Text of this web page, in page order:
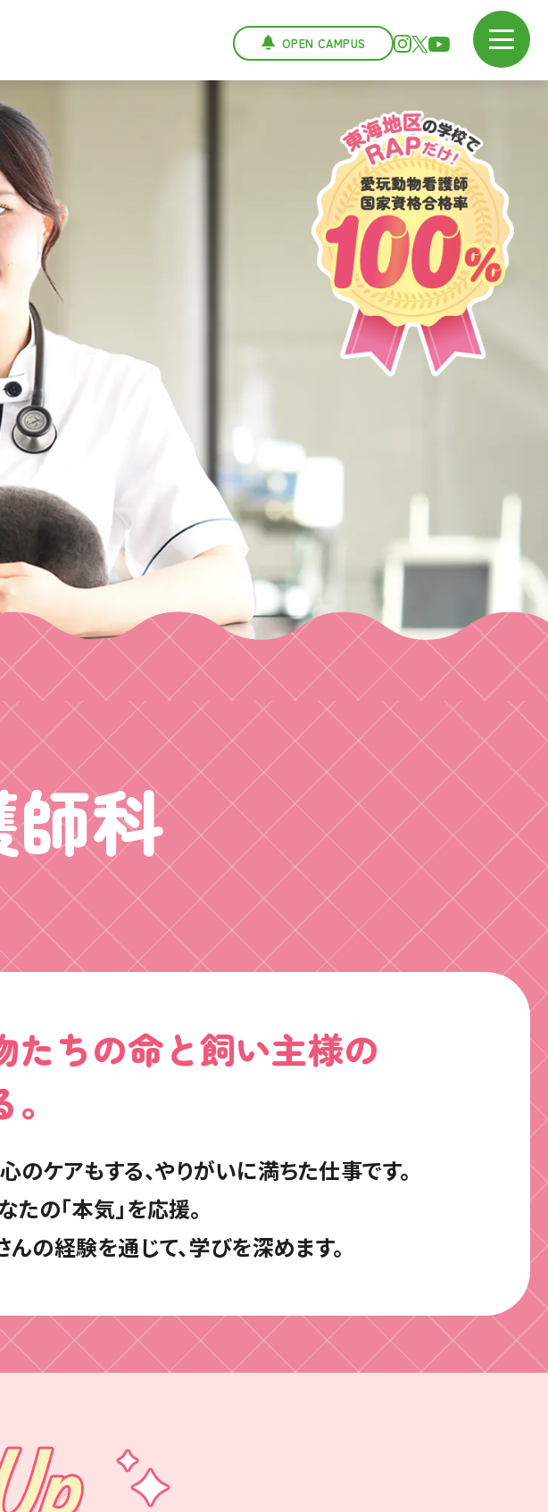
OPEN CAMPUS
科
たちの命と飼い主様の
のケアもする、やりがいに満ちた仕事です。
たの「本気」を応援。
んの経験を通じて、学びを深めます。